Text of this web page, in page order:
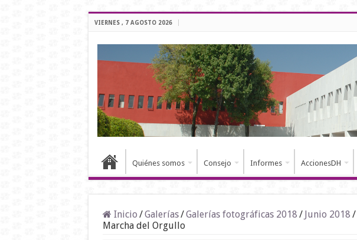
VIERNES , 7 AGOSTO 2026
Quiénes somos Consejo Informes AccionesDH
Inicio /Galerías/Galerías fotográficas 2018 / Junio 2018 /
Marcha del Orgullo